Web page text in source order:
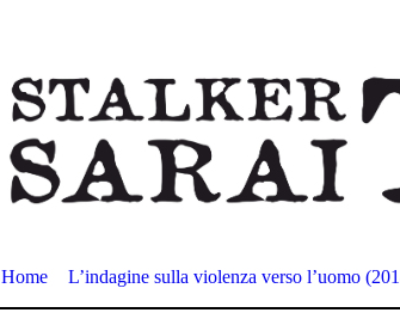
Home L’indagine sulla violenza verso l’uomo